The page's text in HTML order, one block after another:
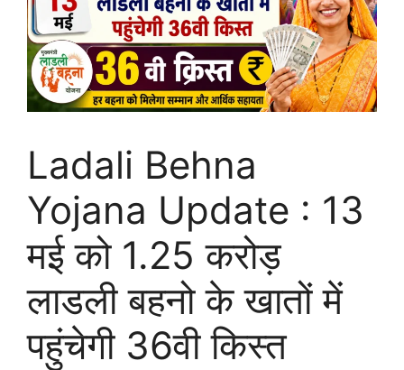
Ladali Behna
Yojana Update : 13
मई को 1.25 करोड़
लाडली बहनो के खातों में
पहुंचेगी 36वी किस्त